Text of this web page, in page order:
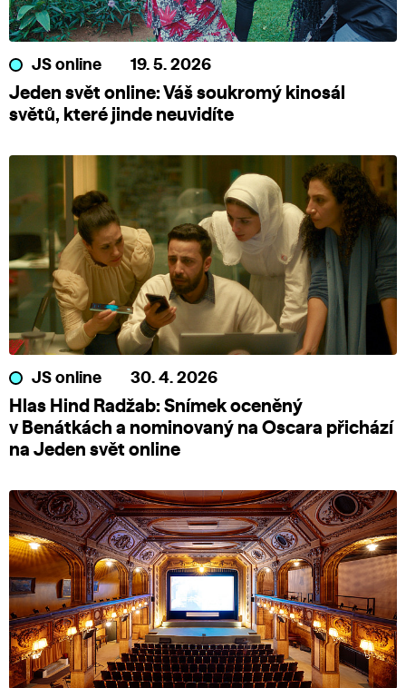
JS online 19. 5. 2026
Jeden svět online: Váš soukromý kinosál
světů, které jinde neuvidíte
JS online 30. 4. 2026
Hlas Hind Radžab: Snímek oceněný
v Benátkách a nominovaný na Oscara přichází
na Jeden svět online